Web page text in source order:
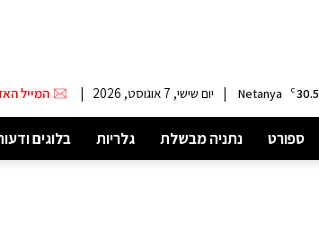
30.5
C
Netanya
| יום שישי, 7 אוגוסט, 2026 | המייל
ספורט נתניה מבשלת גלריות בלוגים